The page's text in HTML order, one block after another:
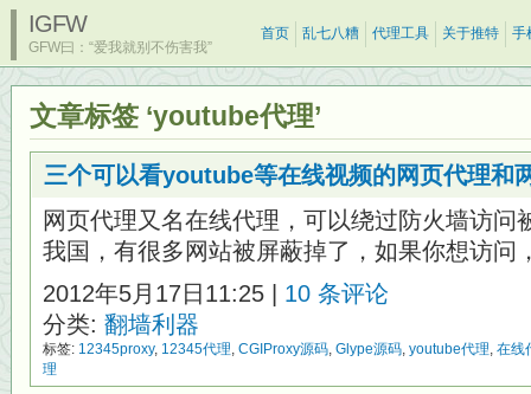
IGFW
GFW曰：“爱我就别不伤害我”
首页 乱七八糟 代理工具 关于推特 手
文章标签 ‘youtube代理’
三个可以看youtube等在线视频的网页代理和
网页代理又名在线代理，可以绕过防火墙访问
我国，有很多网站被屏蔽掉了，如果你想访
2012年5月17日11:25 | 10 条评论
分类: 翻墙利器
标签: 12345proxy, 12345代理, CGIProxy源码, Glype源码, youtube代理, 在线
理